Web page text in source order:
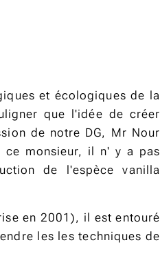
et écologiques de la
que l'idée de créer
de notre DG, Mr Nour
ce monsieur, il n' y a pas
de l'espèce vanilla
en 2001), il est entouré
les les techniques de